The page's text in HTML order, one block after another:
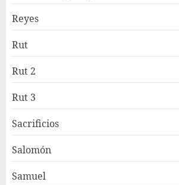
Reyes
Rut
Rut 2
Rut 3
Sacrificios
Salomón
Samuel